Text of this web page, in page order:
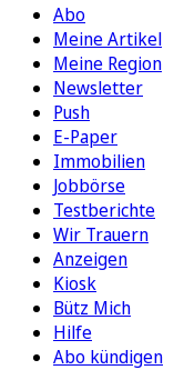
Abo
Meine Artikel
Meine Region
Newsletter
Push
E-Paper
Immobilien
Jobbörse
Testberichte
Wir Trauern
Anzeigen
Kiosk
Bütz Mich
Hilfe
Abo kündigen